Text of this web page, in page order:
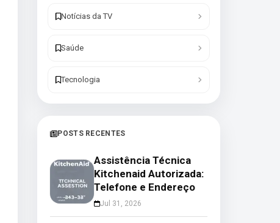
Notícias da TV
Saúde
Tecnologia
POSTS RECENTES
Assistência Técnica
Kitchenaid Autorizada:
Telefone e Endereço
Jul 31, 2026